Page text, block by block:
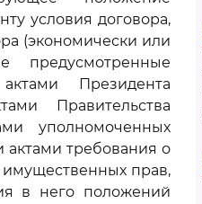
условия договора,
(экономически или
Президента
Правительства
уполномоченных
актами требования о
имущественных прав,
в него положений